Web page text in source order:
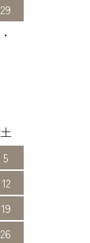
29
・
土
5
12
19
26